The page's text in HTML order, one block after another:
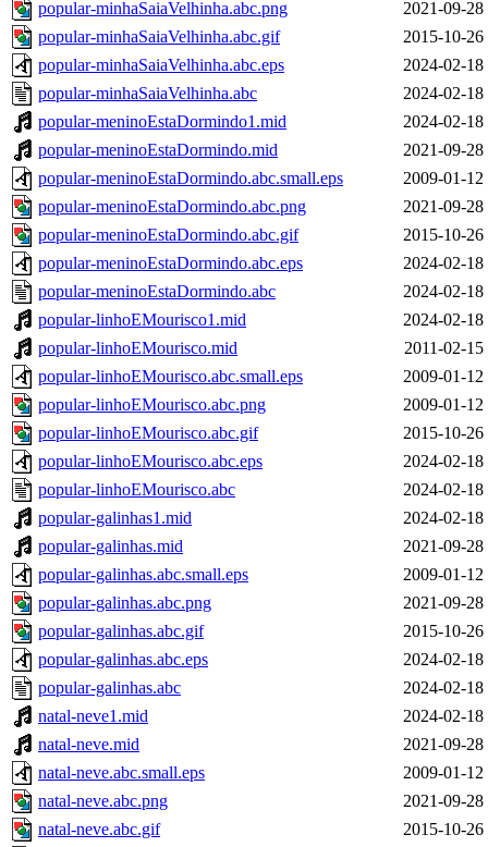
popular-minhaSaiaVelhinha.abc.png
2021-09-28
popular-minhaSaiaVelhinha.abc.gif
2015-10-26
popular-minhaSaiaVelhinha.abc.eps
2024-02-18
popular-minhaSaiaVelhinha.abc
2024-02-18
popular-meninoEstaDormindo1.mid
2024-02-18
popular-meninoEstaDormindo.mid
2021-09-28
popular-meninoEstaDormindo.abc.small.eps
2009-01-12
popular-meninoEstaDormindo.abc.png
2021-09-28
popular-meninoEstaDormindo.abc.gif
2015-10-26
popular-meninoEstaDormindo.abc.eps
2024-02-18
popular-meninoEstaDormindo.abc
2024-02-18
popular-linhoEMourisco1.mid
2024-02-18
popular-linhoEMourisco.mid
2011-02-15
popular-linhoEMourisco.abc.small.eps
2009-01-12
popular-linhoEMourisco.abc.png
2009-01-12
popular-linhoEMourisco.abc.gif
2015-10-26
popular-linhoEMourisco.abc.eps
2024-02-18
popular-linhoEMourisco.abc
2024-02-18
popular-galinhas1.mid
2024-02-18
popular-galinhas.mid
2021-09-28
popular-galinhas.abc.small.eps
2009-01-12
popular-galinhas.abc.png
2021-09-28
popular-galinhas.abc.gif
2015-10-26
popular-galinhas.abc.eps
2024-02-18
popular-galinhas.abc
2024-02-18
natal-neve1.mid
2024-02-18
natal-neve.mid
2021-09-28
natal-neve.abc.small.eps
2009-01-12
natal-neve.abc.png
2021-09-28
natal-neve.abc.gif
2015-10-26